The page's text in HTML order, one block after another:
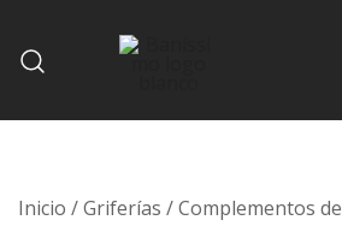
content
Baníssimo
Fine bath design
Inicio /Griferías /Complementos de